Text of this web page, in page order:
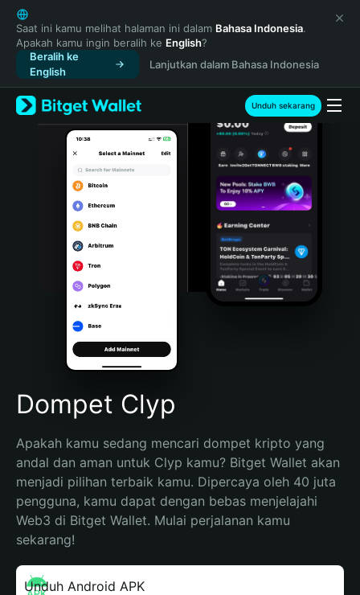
English
日本語
Tiếng Việt
Русский
Español (Latinoamérica)
Türkçe
Italiano
Português (Portugal)
Bahasa Indonesia
Português (Brasil)
Español (Argentina)
Saat ini kamu melihat halaman ini dalam Bahasa Indonesia.
Apakah kamu ingin beralih ke English?
Beralih ke
English
Lanjutkan dalam Bahasa Indonesia
Unduh sekarang
Dompet Clyp
Apakah kamu sedang mencari dompet kripto yang
andal dan aman untuk Clyp kamu? Bitget Wallet akan
menjadi pilihan terbaik kamu. Dipercaya oleh 40 juta
pengguna, kamu dapat dengan bebas menjelajahi
Web3 di Bitget Wallet. Mulai perjalanan kamu
sekarang!
Unduh Android APK